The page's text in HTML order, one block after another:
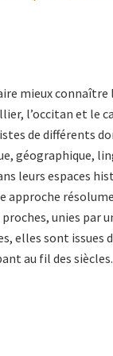
mieux
l’occitan et le
de différents
géographique,
leurs espaces
approche
unies par
elles sont issues
au fil des siècles.